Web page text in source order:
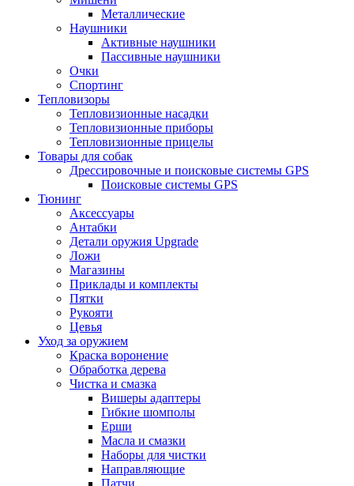
Металлические
Наушники
Активные наушники
Пассивные наушники
Очки
Спортинг
Тепловизоры
Тепловизионные насадки
Тепловизионные приборы
Тепловизионные прицелы
Товары для собак
Дрессировочные и поисковые системы GPS
Поисковые системы GPS
Тюнинг
Аксессуары
Антабки
Детали оружия Upgrade
Ложи
Магазины
Приклады и комплекты
Пятки
Рукояти
Цевья
Уход за оружием
Краска воронение
Обработка дерева
Чистка и смазка
Вишеры адаптеры
Гибкие шомполы
Ерши
Масла и смазки
Наборы для чистки
Направляющие
Патчи